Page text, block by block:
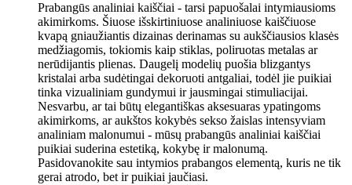
Prabangūs analiniai kaiščiai - tarsi papuošalai intymiausioms
akimirkoms. Šiuose išskirtiniuose analiniuose kaiščiuose
kvapą gniaužiantis dizainas derinamas su aukščiausios klasės
medžiagomis, tokiomis kaip stiklas, poliruotas metalas ar
nerūdijantis plienas. Daugelį modelių puošia blizgantys
kristalai arba sudėtingai dekoruoti antgaliai, todėl jie puikiai
tinka vizualiniam gundymui ir jausmingai stimuliacijai.
Nesvarbu, ar tai būtų elegantiškas aksesuaras ypatingoms
akimirkoms, ar aukštos kokybės sekso žaislas intensyviam
analiniam malonumui - mūsų prabangūs analiniai kaiščiai
puikiai suderina estetiką, kokybę ir malonumą.
Pasidovanokite sau intymios prabangos elementą, kuris ne tik
gerai atrodo, bet ir puikiai jaučiasi.